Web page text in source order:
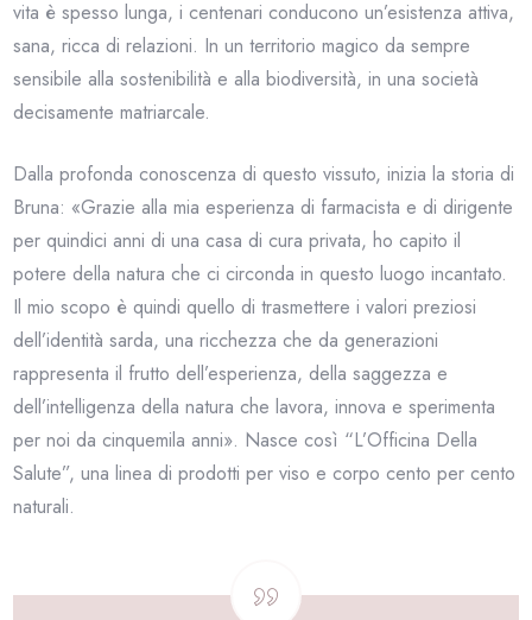
vita è spesso lunga, i centenari conducono un’esistenza attiva,
sana, ricca di relazioni. In un territorio magico da sempre
sensibile alla sostenibilità e alla biodiversità, in una società
decisamente matriarcale.
Dalla profonda conoscenza di questo vissuto, inizia la storia di
Bruna: «Grazie alla mia esperienza di farmacista e di dirigente
per quindici anni di una casa di cura privata, ho capito il
potere della natura che ci circonda in questo luogo incantato.
Il mio scopo è quindi quello di trasmettere i valori preziosi
dell’identità sarda, una ricchezza che da generazioni
rappresenta il frutto dell’esperienza, della saggezza e
dell’intelligenza della natura che lavora, innova e sperimenta
per noi da cinquemila anni». Nasce così “L’Officina Della
Salute”, una linea di prodotti per viso e corpo cento per cento
naturali.